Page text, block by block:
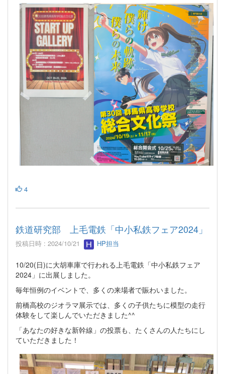
4
鉄道研究部 上毛電鉄「中小私鉄フェア2024」
投稿日時 : 2024/10/21 HP担当
10/20(日)に大胡車庫で行われる上毛電鉄「中小私鉄フェア
2024」に出展しました。
毎年恒例のイベントで、多くの来場者で賑わいました。
前橋高校のジオラマ展示では、多くの子供たちに模型の走行
体験をして楽しんでいただきました^^
「あなたの好きな新幹線」の投票も、たくさんの人たちにし
ていただきました！